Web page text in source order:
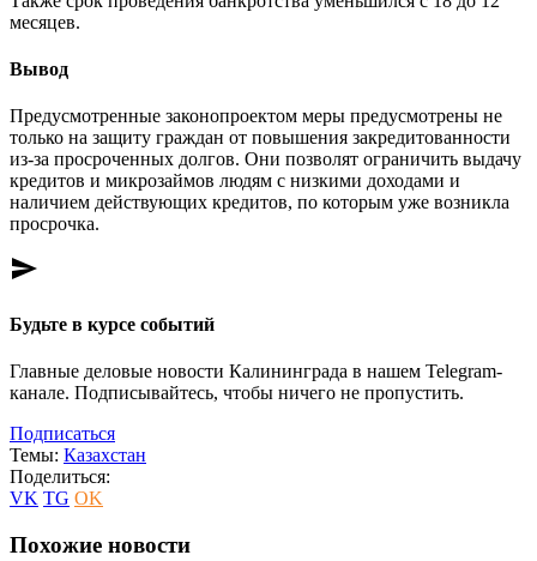
месяцев.
Вывод
Предусмотренные законопроектом меры предусмотрены не
только на защиту граждан от повышения закредитованности
из-за просроченных долгов. Они позволят ограничить выдачу
кредитов и микрозаймов людям с низкими доходами и
наличием действующих кредитов, по которым уже возникла
просрочка.
send
Будьте в курсе событий
Главные деловые новости Калининграда в нашем Telegram-
канале. Подписывайтесь, чтобы ничего не пропустить.
Подписаться
Темы: Казахстан
Поделиться:
VK TG OK
Похожие новости